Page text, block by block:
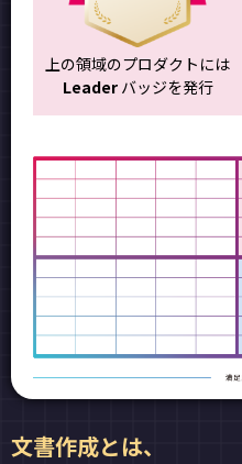
上の領域のプロダクトには
Leaderバッジを発行
文書作成とは、